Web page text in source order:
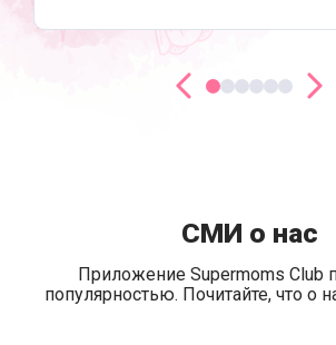
СМИ о нас
Приложение Supermoms Club
популярностью. Почитайте, что о